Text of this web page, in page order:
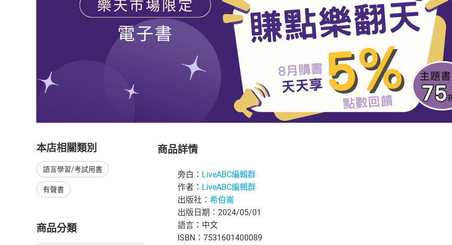
本店相關類別
語言學習/考試用書
有聲書
商品分類
商品詳情
旁白： LiveABC編輯群
作者： LiveABC編輯群
出版社： 希伯崙
出版日期：2024/05/01
語言：中文
ISBN：7531601400089